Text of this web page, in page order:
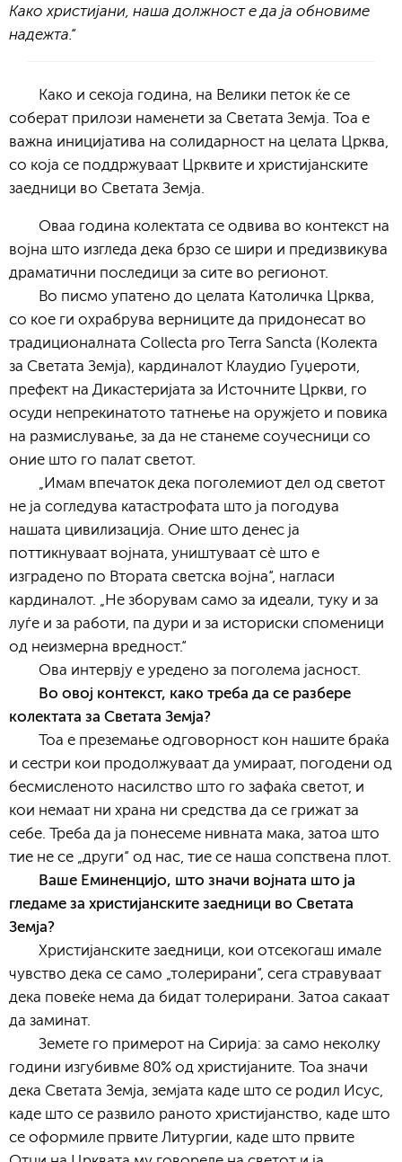
Како христијани, наша должност е да ја обновиме
надежта.“
Како и секоја година, на Велики петок ќе се
соберат прилози наменети за Светата Земја. Тоа е
важна иницијатива на солидарност на целата Црква,
со која се поддржуваат Црквите и христијанските
заедници во Светата Земја.
Оваа година колектата се одвива во контекст на
војна што изгледа дека брзо се шири и предизвикува
драматични последици за сите во регионот.
Во писмо упатено до целата Католичка Црква,
со кое ги охрабрува верниците да придонесат во
традиционалната Collecta pro Terra Sancta (Колекта
за Светата Земја), кардиналот Клаудио Гуџероти,
префект на Дикастеријата за Источните Цркви, го
осуди непрекинатото татнење на оружјето и повика
на размислување, за да не станеме соучесници со
оние што го палат светот.
„Имам впечаток дека поголемиот дел од светот
не ја согледува катастрофата што ја погодува
нашата цивилизација. Оние што денес ја
поттикнуваат војната, уништуваат сè што е
изградено по Втората светска војна“, нагласи
кардиналот. „Не зборувам само за идеали, туку и за
луѓе и за работи, па дури и за историски споменици
од неизмерна вредност.“
Ова интервју е уредено за поголема јасност.
Во овој контекст, како треба да се разбере
колектата за Светата Земја?
Тоа е преземање одговорност кон нашите браќа
и сестри кои продолжуваат да умираат, погодени од
бесмисленото насилство што го зафаќа светот, и
кои немаат ни храна ни средства да се грижат за
себе. Треба да ја понесеме нивната мака, затоа што
тие не се „други“ од нас, тие се наша сопствена плот.
Ваше Еминенцијо, што значи војната што ја
гледаме за христијанските заедници во Светата
Земја?
Христијанските заедници, кои отсекогаш имале
чувство дека се само „толерирани“, сега стравуваат
дека повеќе нема да бидат толерирани. Затоа сакаат
да заминат.
Земете го примерот на Сирија: за само неколку
години изгубивме 80% од христијаните. Тоа значи
дека Светата Земја, земјата каде што се родил Исус,
каде што се развило раното христијанство, каде што
се оформиле првите Литургии, каде што првите